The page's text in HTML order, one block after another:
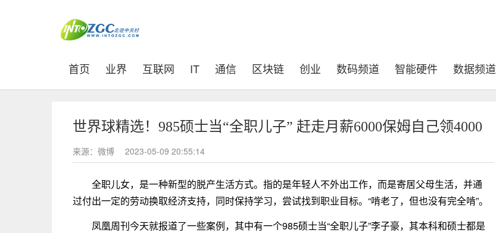
首页 (current)
业界 互联网 IT 通信 区块链 创业 数码频道 智能硬件 数据频道
世界球精选！985硕士当“全职儿子” 赶走月薪6000保姆自己领4000
来源：微博 2023-05-09 20:55:14
全职儿女，是一种新型的脱产生活方式。指的是年轻人不外出工作，而是寄居父母生活，并通
过付出一定的劳动换取经济支持，同时保持学习，尝试找到职业目标。“啃老了，但也没有完全啃”。
凤凰周刊今天就报道了一些案例，其中有一个985硕士当“全职儿子”李子豪，其本科和硕士都是